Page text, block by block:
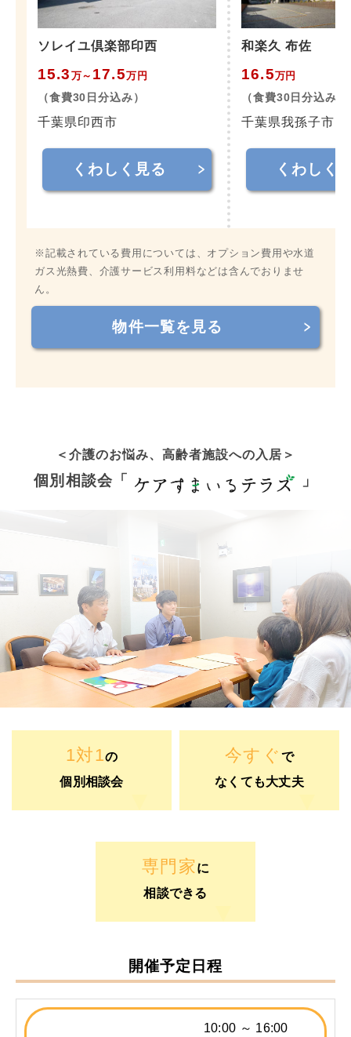
ソレイユ倶楽部印西
15.3 万～ 17.5万円
（食費30日分込み）
千葉県印西市
くわしく見る
和楽久 布佐
16.5万円
（食費30日分込み）
千葉県我孫子市
くわしく
※記載されている費用については、オプション費用や水道
ガス光熱費、介護サービス利用料などは含んでおりませ
ん。
物件一覧を見る
＜介護のお悩み、高齢者施設への入居 ＞
個別相談会「 」
1対1の
個別相談会
今すぐ で
なくても大丈夫
専門家 に
相談できる
開催予定日程
10:00 ～ 16:00